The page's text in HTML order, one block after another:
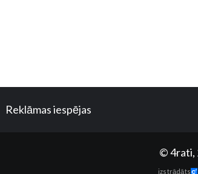
Reklāmas iespējas
© 4rati,
izstrādāts